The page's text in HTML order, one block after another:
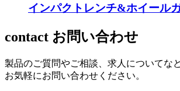
インパクトレンチ&ホイール
contact お問い合わせ
製品のご質問やご相談、求人についてな
お気軽にお問い合わせください。